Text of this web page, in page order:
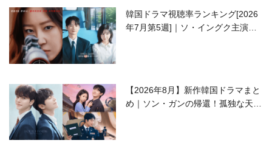
韓国ドラマ視聴率ランキング[2026
年7月第5週]｜ソ・イングク主演の
【2026年8月】新作韓国ドラマまと
め｜ソン・ガンの帰還！孤独な天才